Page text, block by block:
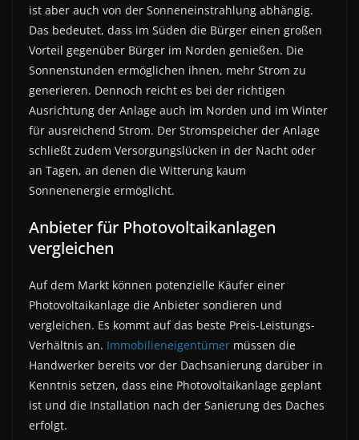
ist aber auch von der Sonneneinstrahlung abhängig.
Das bedeutet, dass im Süden die Bürger einen großen
Vorteil gegenüber Bürger im Norden genießen. Die
Sonnenstunden ermöglichen ihnen, mehr Strom zu
generieren. Dennoch reicht es bei der richtigen
Ausrichtung der Anlage auch im Norden und im Winter
für ausreichend Strom. Der Stromspeicher der Anlage
schließt zudem Versorgungslücken in der Nacht oder
an Tagen, an denen die Witterung kaum
Sonnenenergie ermöglicht.
Anbieter für Photovoltaikanlagen
vergleichen
Auf dem Markt können potenzielle Käufer einer
Photovoltaikanlage die Anbieter sondieren und
vergleichen. Es kommt auf das beste Preis-Leistungs-
Verhältnis an. Immobilieneigentümer müssen die
Handwerker bereits vor der Dachsanierung darüber in
Kenntnis setzen, dass eine Photovoltaikanlage geplant
ist und die Installation nach der Sanierung des Daches
erfolgt.